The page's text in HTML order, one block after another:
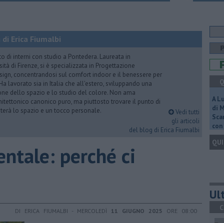
di Erica Fiumalbi
di interni con studio a Pontedera. Laureata in
di Firenze, si è specializzata in Progettazione
concentrandosi sul comfort indoor e il benessere per
lavorato sia in Italia che all'estero, sviluppando una
dello spazio e lo studio del colore. Non ama
canonico puro, ma piuttosto trovare il punto di
lo spazio e un tocco personale.
Vedi tutti
gli articoli
del blog di Erica Fiumalbi
perché ci
DI ERICA FIUMALBI - MERCOLEDÌ 11 GIUGNO 2025 ORE 08:00
A
di
QUI